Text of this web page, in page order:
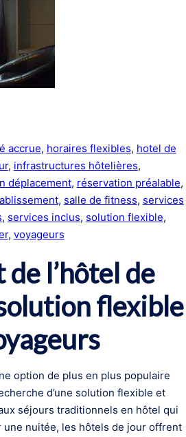
accrue, horaires flexibles, hotel de
, infrastructures hôtelières
déplacement, réservation préalable
, salle de fitness, services
, services inclus, solution flexible
, voyageurs
de l’hôtel de
flexible
option de plus en plus populaire
d’une solution flexible et
séjours traditionnels en hôtel qui
une nuitée, les hôtels de jour offrent